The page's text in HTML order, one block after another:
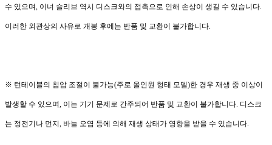
수 있으며, 이너 슬리브 역시 디스크와의 접촉으로 인해 손상이 생길 수 있습니다.
이러한 외관상의 사유로 개봉 후에는 반품 및 교환이 불가합니다.
※ 턴테이블의 침압 조절이 불가능(주로 올인원 형태 모델)한 경우 재생 중 이상이
발생할 수 있으며, 이는 기기 문제로 간주되어 반품 및 교환이 불가합니다. 디스크
는 정전기나 먼지, 바늘 오염 등에 의해 재생 상태가 영향을 받을 수 있습니다.